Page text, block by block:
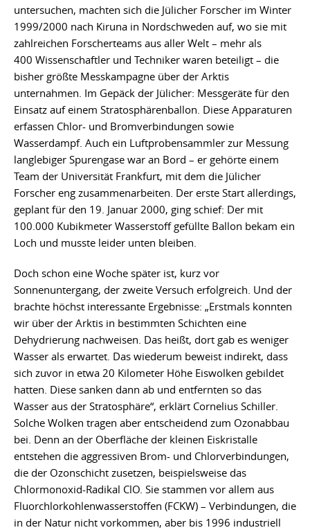
untersuchen, machten sich die Jülicher Forscher im Winter
1999/2000 nach Kiruna in Nordschweden auf, wo sie mit
zahlreichen Forscherteams aus aller Welt – mehr als
400 Wissenschaftler und Techniker waren beteiligt – die
bisher größte Messkampagne über der Arktis
unternahmen. Im Gepäck der Jülicher: Messgeräte für den
Einsatz auf einem Stratosphärenballon. Diese Apparaturen
erfassen Chlor- und Bromverbindungen sowie
Wasserdampf. Auch ein Luftprobensammler zur Messung
langlebiger Spurengase war an Bord – er gehörte einem
Team der Universität Frankfurt, mit dem die Jülicher
Forscher eng zusammenarbeiten. Der erste Start allerdings,
geplant für den 19. Januar 2000, ging schief: Der mit
100.000 Kubikmeter Wasserstoff gefüllte Ballon bekam ein
Loch und musste leider unten bleiben.
Doch schon eine Woche später ist, kurz vor
Sonnenuntergang, der zweite Versuch erfolgreich. Und der
brachte höchst interessante Ergebnisse: „Erstmals konnten
wir über der Arktis in bestimmten Schichten eine
Dehydrierung nachweisen. Das heißt, dort gab es weniger
Wasser als erwartet. Das wiederum beweist indirekt, dass
sich zuvor in etwa 20 Kilometer Höhe Eiswolken gebildet
hatten. Diese sanken dann ab und entfernten so das
Wasser aus der Stratosphäre“, erklärt Cornelius Schiller.
Solche Wolken tragen aber entscheidend zum Ozonabbau
bei. Denn an der Oberfläche der kleinen Eiskristalle
entstehen die aggressiven Brom- und Chlorverbindungen,
die der Ozonschicht zusetzen, beispielsweise das
Chlormonoxid-Radikal ClO. Sie stammen vor allem aus
Fluorchlorkohlenwasserstoffen (FCKW) – Verbindungen, die
in der Natur nicht vorkommen, aber bis 1996 industriell